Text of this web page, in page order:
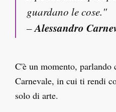
guardano le cose."
–Alessandro
C'è un momento, parlando
Carnevale, in cui ti rendi
solo di arte.